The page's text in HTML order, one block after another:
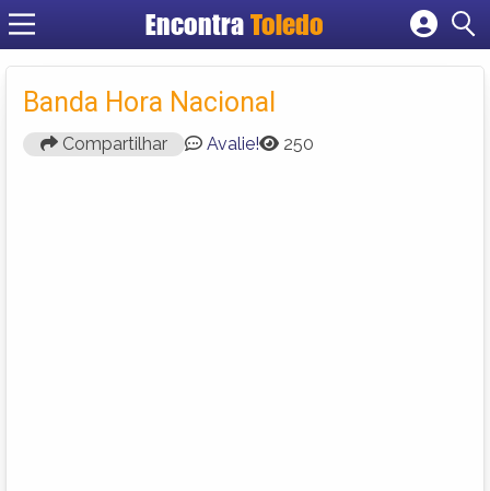
Encontra Toledo
Cadastrar empresa
Criar conta
Banda Hora Nacional
Compartilhar Avalie! 250